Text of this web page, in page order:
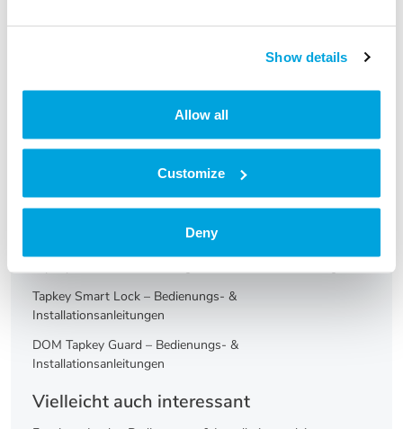
Show details
Allow all
Customize
Deny
War dieser Artikel hilfreich?
Artikel in diesem Ordner -
Furniture Lock – Bedienungs- & Installationsanleitungen
Tapkey Smart Lock – Bedienungs- &
Installationsanleitungen
DOM Tapkey Guard – Bedienungs- &
Installationsanleitungen
Vielleicht auch interessant